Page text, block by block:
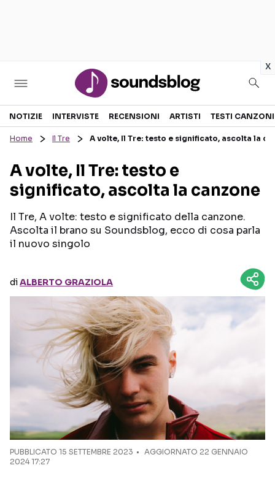
x
Sezioni
RECENSIONI MUSICALI
INTERVISTE
GOSSIP E CURIOSITÀ
TESTI CANZONI
TOUR ED EVENTI
TALENT SHOW
Seguici sui social
NOTIZIE INTERVISTE RECENSIONI ARTISTI TESTI CANZONI
Home Il Tre A volte, Il Tre: testo e significato, ascolta la
A volte, Il Tre: testo e
significato, ascolta la canzone
Il Tre, A volte: testo e significato della canzone.
Ascolta il brano su Soundsblog, ecco di cosa parla
il nuovo singolo
diALBERTO GRAZIOLA
PUBBLICATO 15 SETTEMBRE 2023
AGGIORNATO 22 GENNAIO
2024 17:27